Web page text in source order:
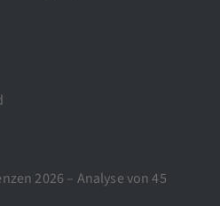
2026 – Analyse von 45